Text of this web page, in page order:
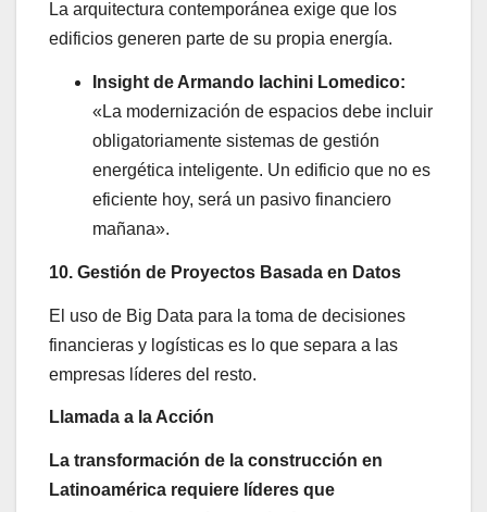
La arquitectura contemporánea exige que los
edificios generen parte de su propia energía.
Insight de Armando Iachini Lomedico:
«La modernización de espacios debe incluir
obligatoriamente sistemas de gestión
energética inteligente. Un edificio que no es
eficiente hoy, será un pasivo financiero
mañana».
10. Gestión de Proyectos Basada en Datos
El uso de Big Data para la toma de decisiones
financieras y logísticas es lo que separa a las
empresas líderes del resto.
Llamada a la Acción
La transformación de la construcción en
Latinoamérica requiere líderes que